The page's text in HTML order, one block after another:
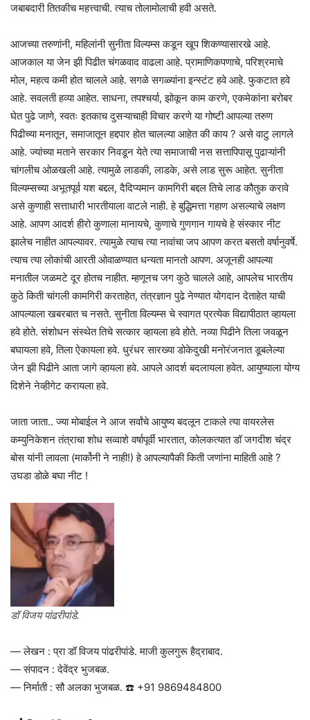
जबाबदारी तितकीच महत्त्वाची. त्याच तोलामोलाची हवी असते.
आजच्या तरुणांनी, महिलांनी सुनीता विल्यम्स कडून खूप शिकण्यासारखे आहे.
आजकाल या जेन झी पिढीत चंगळवाद वाढला आहे. प्रामाणिकपणाचे, परिश्रमाचे
मोल, महत्व कमी होत चालले आहे. सगळे सगळ्यांना इन्स्टंट हवे आहे. फुकटात हवे
आहे. सवलती हव्या आहेत. साधना, तपश्चर्या, झोकून काम करणे, एकमेकांना बरोबर
घेत पुढे जाणे, स्वतः इतकाच दुसऱ्याचाही विचार करणे या गोष्टी आपल्या तरुण
पिढीच्या मनातून, समाजातून हद्दपार होत चालल्या आहेत की काय ? असे वाटु लागले
आहे. ज्यांच्या मताने सरकार निवडून येते त्या समाजाची नस सत्तापिपासू पुढाऱ्यांनी
चांगलीच ओळखली आहे. त्यामुळे लाडकी, लाडके, असे लाड सुरू आहेत. सुनीता
विल्यम्सच्या अभूतपूर्व यश बद्दल, दैदिप्यमान कामगिरी बद्दल तिचे लाड कौतुक करावे
असे कुणाही सत्ताधारी भारतीयाला वाटले नाही. हे बुद्धिमत्ता गहाण असल्याचे लक्षण
आहे. आपण आदर्श हीरो कुणाला मानायचे, कुणाचे गुणगान गायचे हे संस्कार नीट
झालेच नाहीत आपल्यावर. त्यामुळे त्याच त्या नावांचा जप आपण करत बसतो वर्षानुवर्षे.
त्याच त्या लोकांची आरती ओवाळण्यात धन्यता मानतो आपण. अजूनही आपल्या
मनातील जळमटे दूर होतच नाहीत. म्हणूनच जग कुठे चालले आहे, आपलेच भारतीय
कुठे किती चांगली कामगिरी करताहेत, तंत्रज्ञान पुढे नेण्यात योगदान देताहेत याची
आपल्याला खबरबात च नसते. सुनीता विल्यम्स चे स्वागत प्रत्येक विद्यापीठात व्हायला
हवे होते. संशोधन संस्थेत तिचे सत्कार व्हायला हवे होते. नव्या पिढीने तिला जवळून
बघायला हवे, तिला ऐकायला हवे. धुरंधर सारख्या डोकेदुखी मनोरंजनात डूबलेल्या
जेन झी पिढीने आता जागे व्हायला हवे. आपले आदर्श बदलायला हवेत. आयुष्याला योग्य
दिशेने नेव्हीगेट करायला हवे.
जाता जाता.. ज्या मोबाईल ने आज सर्वांचे आयुष्य बदलून टाकले त्या वायरलेस
कम्युनिकेशन तंत्राचा शोध सव्वाशे वर्षापूर्वी भारतात, कोलकत्यात डॉ जगदीश चंद्र
बोस यांनी लावला (मार्कोनी ने नाही!) हे आपल्यापैकी किती जणांना माहिती आहे ?
उघडा डोळे बघा नीट !
डॉ विजय पांढरीपांडे.
— लेखन : प्रा डॉ विजय पांढरीपांडे. माजी कुलगुरू हैद्राबाद.
— संपादन : देवेंद्र भुजबळ.
— निर्माती : सौ अलका भुजबळ. ☎️ +91 9869484800